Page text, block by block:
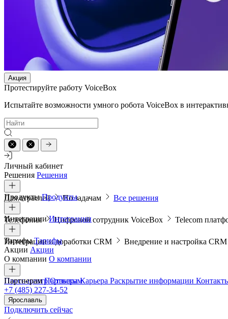
Акция
Протестируйте работу VoiceBox
Испытайте возможности умного робота VoiceBox в
Личный кабинет
Решения Решения
Для отраслей По задачам Все решения
ПродуктыПродукты
Телефония Цифровой сотрудник VoiceBox Telecom
ИнтеграцииИнтеграции
Интеграции и доработки CRM Внедрение и настройка CRM
ТарифыТарифы
Акции Акции
О компании О компании
Пресс-центрОтзывыКарьера Раскрытие информации
ПартнерамПартнерам
+7 (485) 227-34-52
Ярославль
Подключить сейчас